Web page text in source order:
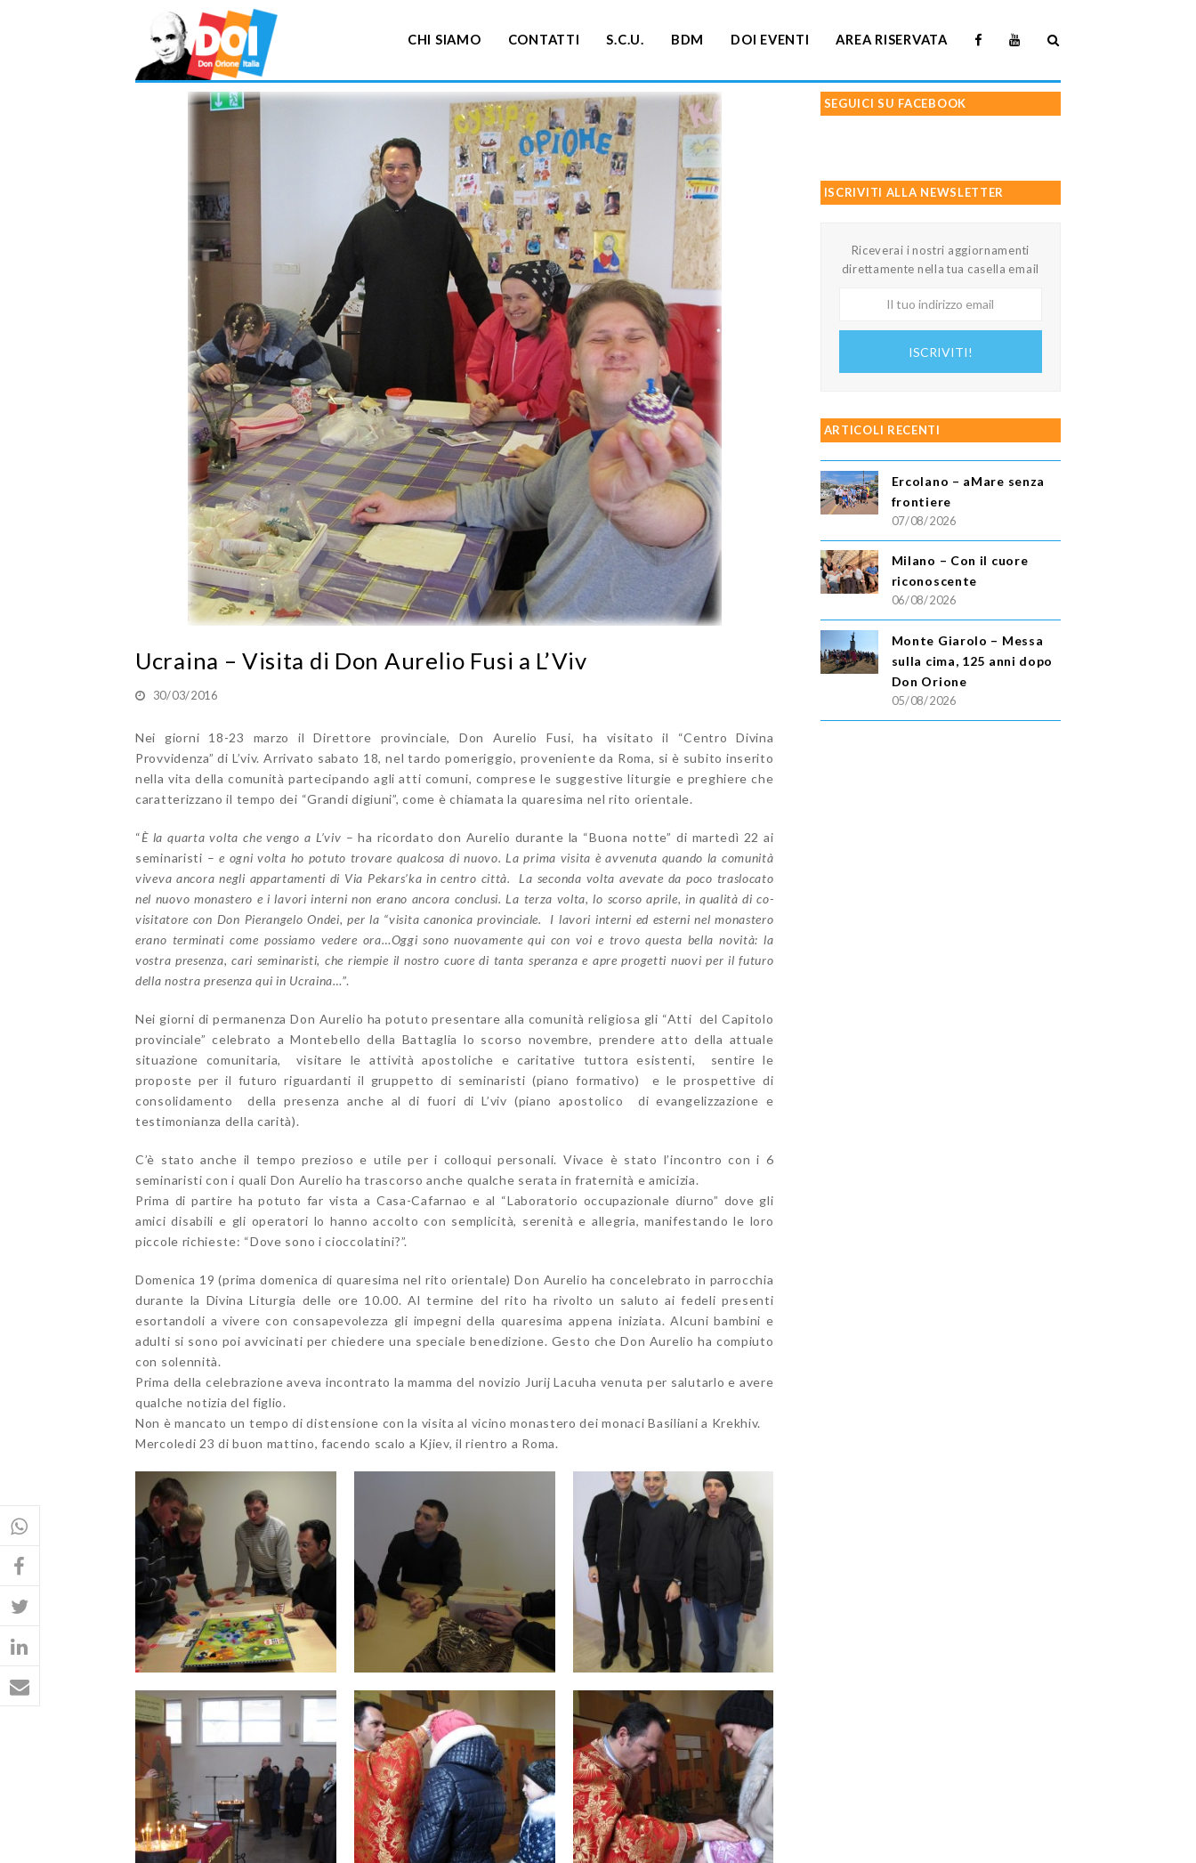
CHI SIAMO CONTATTI S.C.U. BDM DOI EVENTI AREA RISERVATA
Ucraina – Visita di Don Aurelio Fusi a L’Viv
30/03/2016
Nei giorni 18-23 marzo il Direttore provinciale, Don Aurelio Fusi, ha visitato il “Centro Divina
Provvidenza” di L’viv. Arrivato sabato 18, nel tardo pomeriggio, proveniente da Roma, si è subito inserito
nella vita della comunità partecipando agli atti comuni, comprese le suggestive liturgie e preghiere che
caratterizzano il tempo dei “Grandi digiuni”, come è chiamata la quaresima nel rito orientale.
“È la quarta volta che vengo a L’viv – ha ricordato don Aurelio durante la “Buona notte” di martedì 22 ai
seminaristi –e ogni volta ho potuto trovare qualcosa di nuovo. La prima visita è avvenuta quando la comunità
viveva ancora negli appartamenti di Via Pekars’ka in centro città. La seconda volta avevate da poco traslocato
nel nuovo monastero e i lavori interni non erano ancora conclusi. La terza volta, lo scorso aprile, in qualità di co-
visitatore con Don Pierangelo Ondei, per la “visita canonica provinciale. I lavori interni ed esterni nel monastero
erano terminati come possiamo vedere ora…Oggi sono nuovamente qui con voi e trovo questa bella novità: la
vostra presenza, cari seminaristi, che riempie il nostro cuore di tanta speranza e apre progetti nuovi per il futuro
della nostra presenza qui in Ucraina…”.
Nei giorni di permanenza Don Aurelio ha potuto presentare alla comunità religiosa gli “Atti del Capitolo
provinciale” celebrato a Montebello della Battaglia lo scorso novembre, prendere atto della attuale
situazione comunitaria, visitare le attività apostoliche e caritative tuttora esistenti, sentire le
proposte per il futuro riguardanti il gruppetto di seminaristi (piano formativo) e le prospettive di
consolidamento della presenza anche al di fuori di L’viv (piano apostolico di evangelizzazione e
testimonianza della carità).
C’è stato anche il tempo prezioso e utile per i colloqui personali. Vivace è stato l’incontro con i 6
seminaristi con i quali Don Aurelio ha trascorso anche qualche serata in fraternità e amicizia.
Prima di partire ha potuto far vista a Casa-Cafarnao e al “Laboratorio occupazionale diurno” dove gli
amici disabili e gli operatori lo hanno accolto con semplicità, serenità e allegria, manifestando le loro
piccole richieste: “Dove sono i cioccolatini?”.
Domenica 19 (prima domenica di quaresima nel rito orientale) Don Aurelio ha concelebrato in parrocchia
durante la Divina Liturgia delle ore 10.00. Al termine del rito ha rivolto un saluto ai fedeli presenti
esortandoli a vivere con consapevolezza gli impegni della quaresima appena iniziata. Alcuni bambini e
adulti si sono poi avvicinati per chiedere una speciale benedizione. Gesto che Don Aurelio ha compiuto
con solennità.
Prima della celebrazione aveva incontrato la mamma del novizio Jurij Lacuha venuta per salutarlo e avere
qualche notizia del figlio.
Non è mancato un tempo di distensione con la visita al vicino monastero dei monaci Basiliani a Krekhiv.
Mercoledi 23 di buon mattino, facendo scalo a Kjiev, il rientro a Roma.
SEGUICI SU FACEBOOK
ISCRIVITI ALLA NEWSLETTER
Riceverai i nostri aggiornamenti
direttamente nella tua casella email
ISCRIVITI!
ARTICOLI RECENTI
Ercolano – aMare senza
frontiere
07/08/2026
Milano – Con il cuore
riconoscente
06/08/2026
Monte Giarolo – Messa
sulla cima, 125 anni dopo
Don Orione
05/08/2026